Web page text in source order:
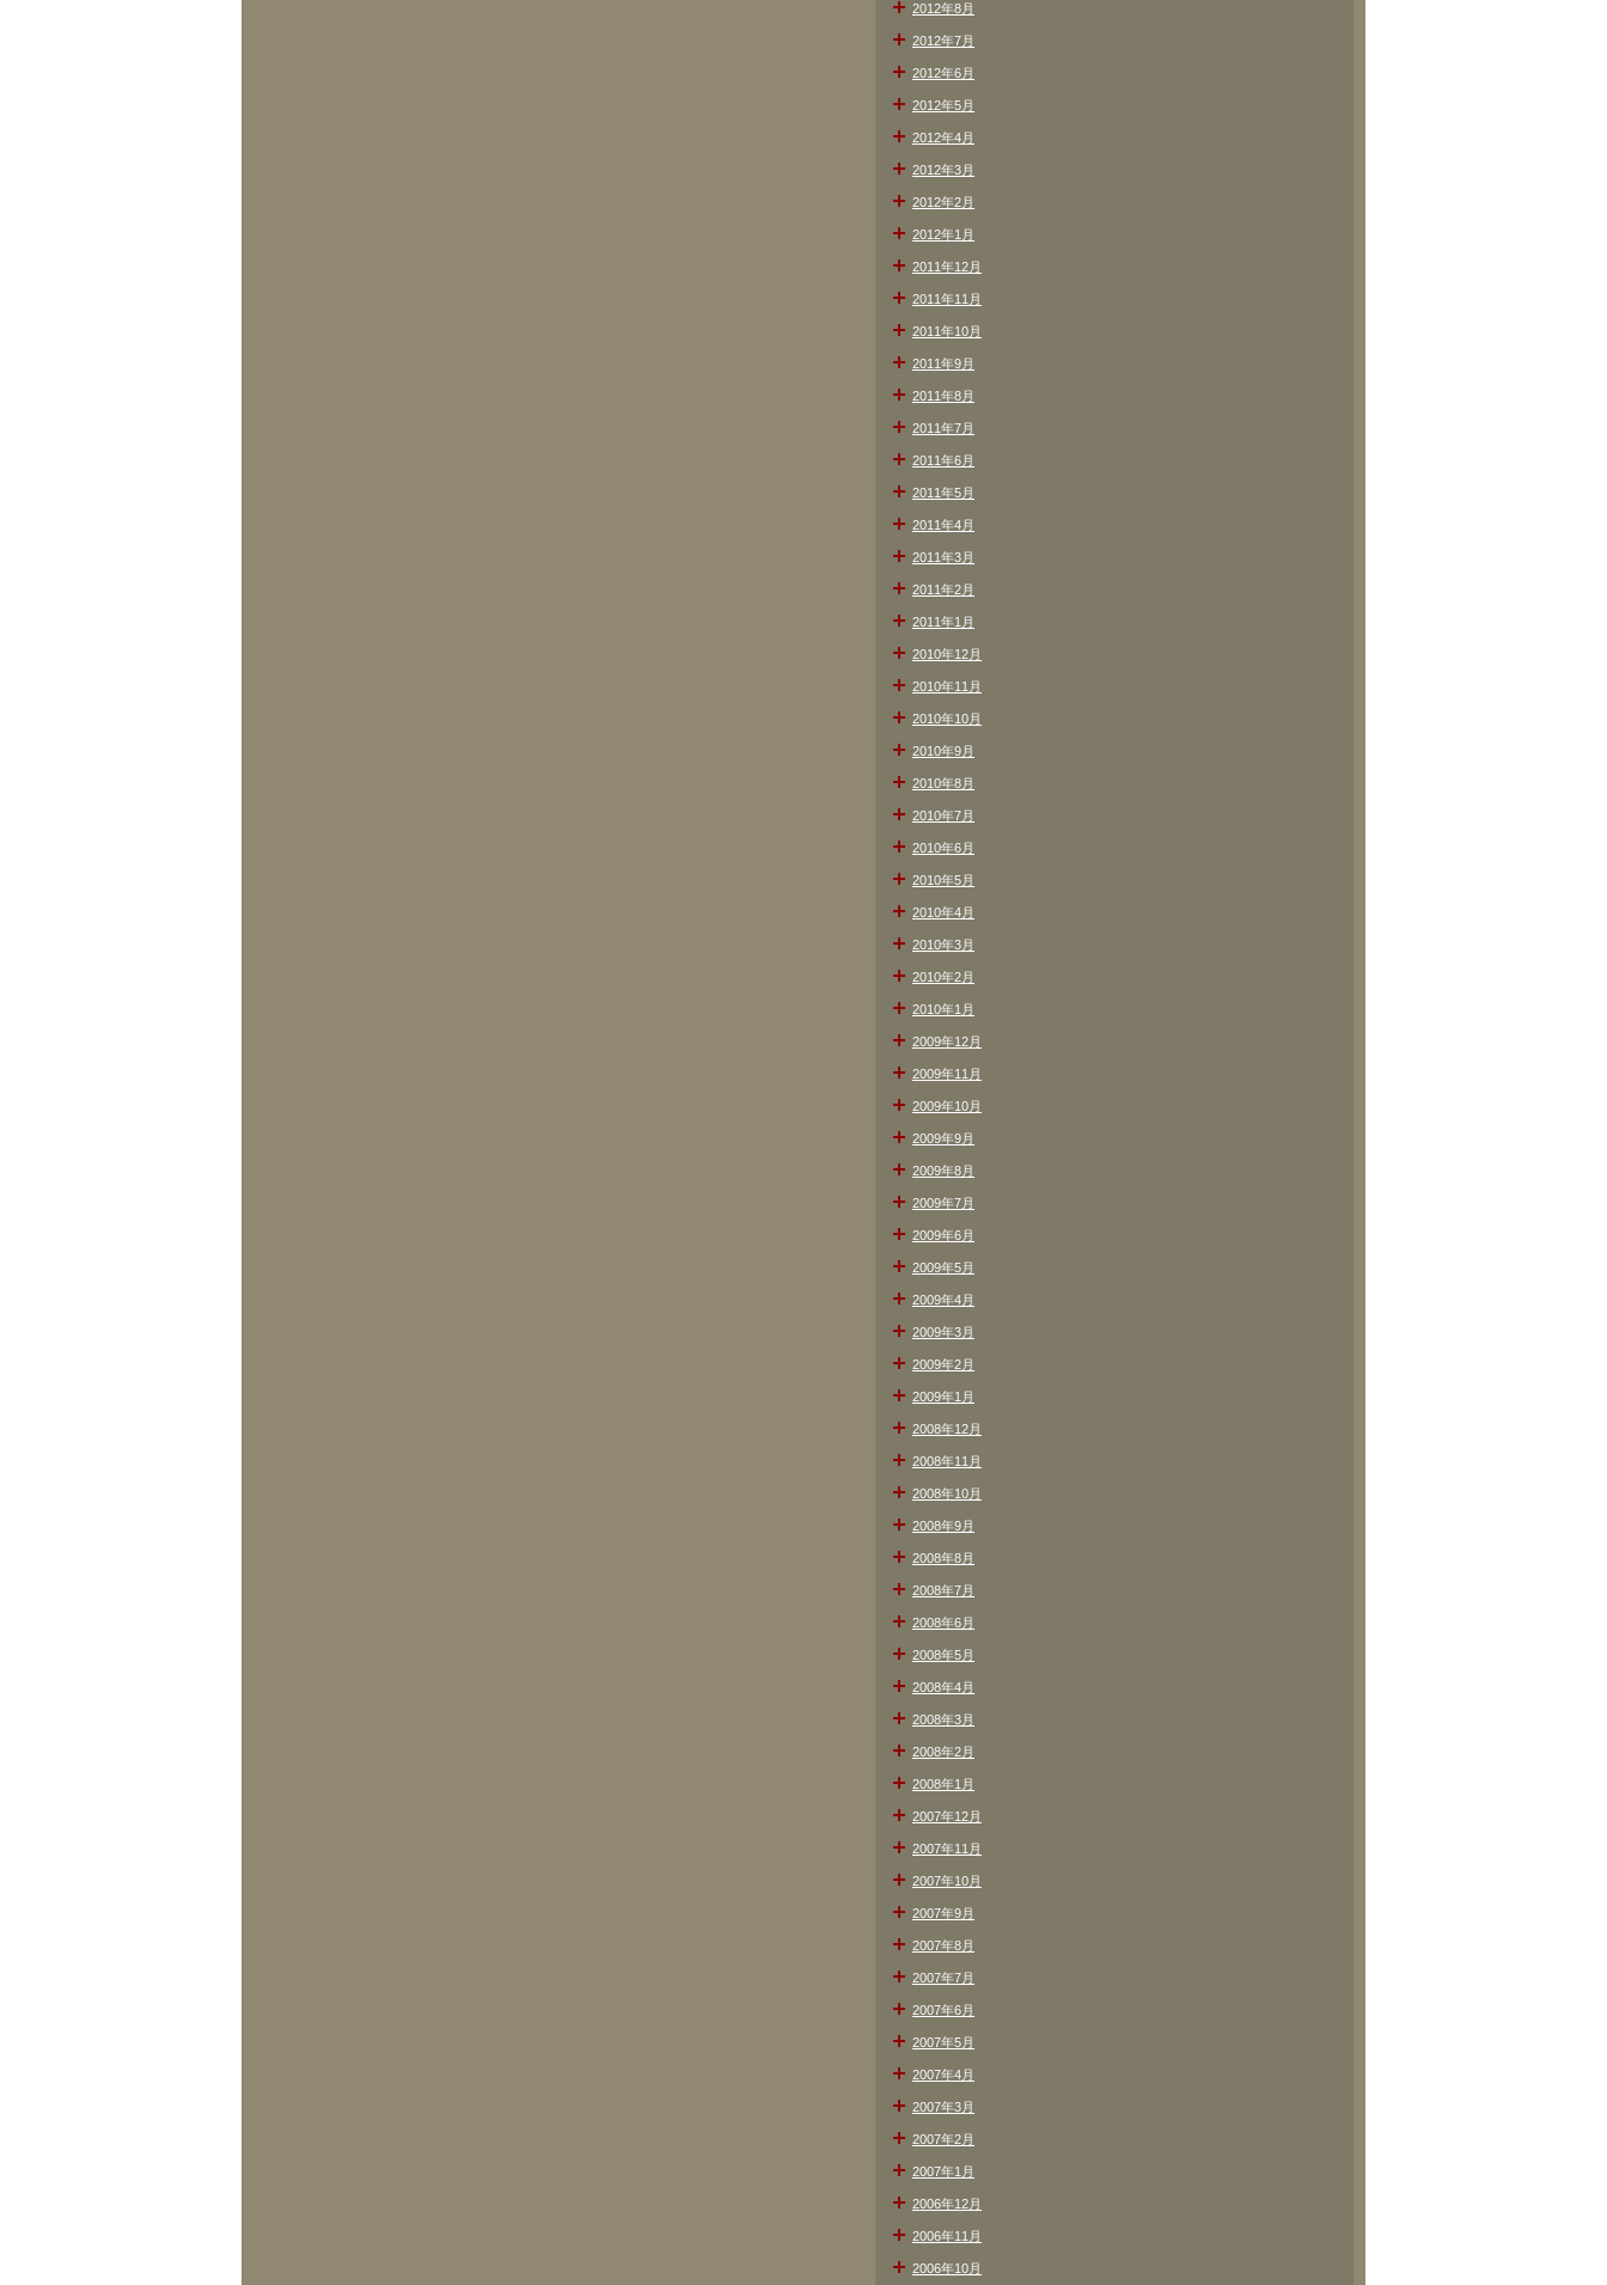
2012年8月
2012年7月
2012年6月
2012年5月
2012年4月
2012年3月
2012年2月
2012年1月
2011年12月
2011年11月
2011年10月
2011年9月
2011年8月
2011年7月
2011年6月
2011年5月
2011年4月
2011年3月
2011年2月
2011年1月
2010年12月
2010年11月
2010年10月
2010年9月
2010年8月
2010年7月
2010年6月
2010年5月
2010年4月
2010年3月
2010年2月
2010年1月
2009年12月
2009年11月
2009年10月
2009年9月
2009年8月
2009年7月
2009年6月
2009年5月
2009年4月
2009年3月
2009年2月
2009年1月
2008年12月
2008年11月
2008年10月
2008年9月
2008年8月
2008年7月
2008年6月
2008年5月
2008年4月
2008年3月
2008年2月
2008年1月
2007年12月
2007年11月
2007年10月
2007年9月
2007年8月
2007年7月
2007年6月
2007年5月
2007年4月
2007年3月
2007年2月
2007年1月
2006年12月
2006年11月
2006年10月